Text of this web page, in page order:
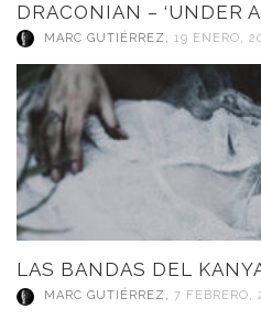
DRACONIAN – ‘UNDER
MARC GUTIÉRREZ , 19 ENERO,
LAS BANDAS DEL
MARC GUTIÉRREZ , 7 FEBRERO,